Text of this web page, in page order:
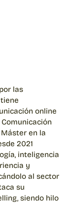
las
online
en la
2021
inteligencia
y
al sector
su
siendo hilo